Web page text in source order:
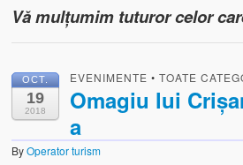
Vă mulțumim tuturor celor
OCT.
19
2018
EVENIMENTE •TOATE
Omagiu lui
a
ByOperator turism